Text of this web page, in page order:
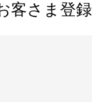
客さま登録